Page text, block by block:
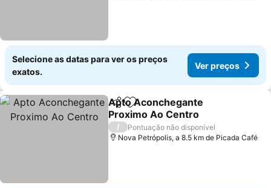
Selecione as datas para ver os preços
exatos.
Ver preços
PartilharAdicionar aos favoritos
Apto Aconchegante
Proximo Ao Centro
Ver preços
/
Pontuação não disponível
Nova Petrópolis, a 8.5 km de Picada Café